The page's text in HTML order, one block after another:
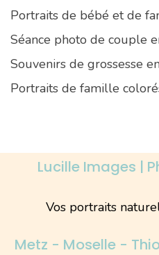
Portraits de bébé et de
Séance photo de couple
Souvenirs de grossesse
Portraits de famille
Lucille Images |
Vos portraits
Metz - Moselle -